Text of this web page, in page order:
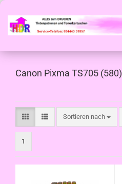
Canon Pixma TS705 (580)
Sortieren nach
Sortieren nach
1